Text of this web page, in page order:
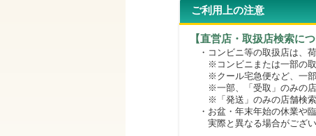
ご利用上の注意
【直営店・取扱店検索につ
・コンビニ等の取扱店は、
※コンビニまたは一部の取
※クール宅急便など、一部
※一部、「受取」のみの店
※「発送」のみの店舗検索
・お盆・年末年始の休業や
実際と異なる場合がござい